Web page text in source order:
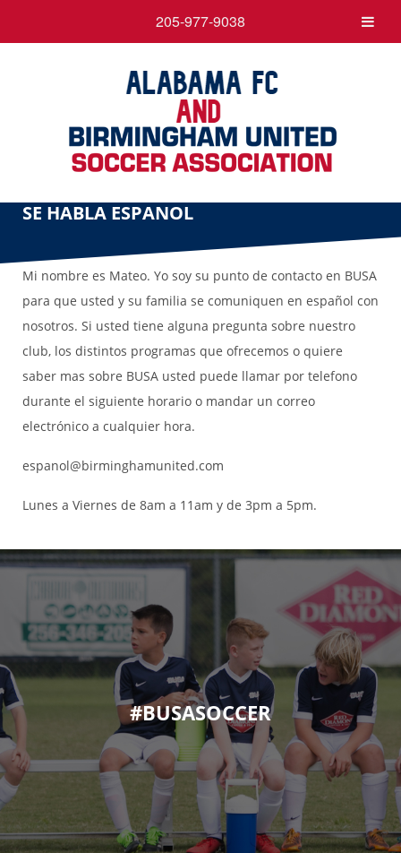
SE HABLA ESPANOL
Mi nombre es Mateo. Yo soy su punto de contacto en BUSA
para que usted y su familia se comuniquen en español con
nosotros. Si usted tiene alguna pregunta sobre nuestro
club, los distintos programas que ofrecemos o quiere
saber mas sobre BUSA usted puede llamar por telefono
durante el siguiente horario o mandar un correo
electrónico a cualquier hora.
espanol@birminghamunited.com
Lunes a Viernes de 8am a 11am y de 3pm a 5pm.
#BUSASOCCER
205-977-9038